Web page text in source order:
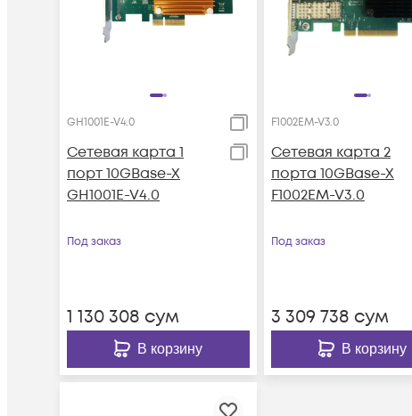
GH1001E-V4.0
Сетевая карта 1
порт 10GBase-X
GH1001E-V4.0
Под заказ
1 130 308 сум
В корзину
F1002EM-V3.0
Сетевая карта 2
порта 10GBase-X
F1002EM-V3.0
Под заказ
3 309 738 сум
В корзину